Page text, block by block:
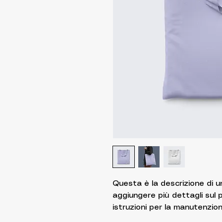
Questa è la descrizione di
aggiungere più dettagli sul
istruzioni per la